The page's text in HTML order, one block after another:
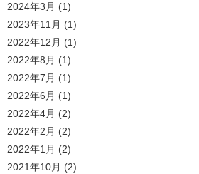
2024年3月 (1)
2023年11月 (1)
2022年12月 (1)
2022年8月 (1)
2022年7月 (1)
2022年6月 (1)
2022年4月 (2)
2022年2月 (2)
2022年1月 (2)
2021年10月 (2)